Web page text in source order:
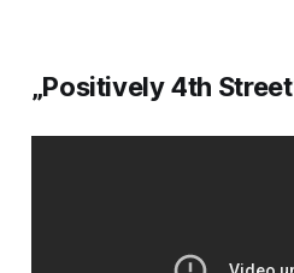
„Positively 4th